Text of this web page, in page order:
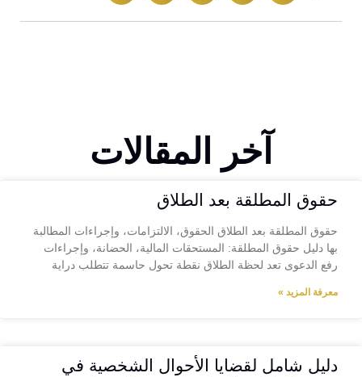
آخر المقالات
حقوق المطلقة بعد الطلاق
حقوق المطلقة بعد الطلاق الحقوق، الالتزامات، وإجراءات المطالبة
بها دليل حقوق المطلقة: المستحقات المالية، الحضانة، وإجراءات
رفع الدعوى تعد لحظة الطلاق نقطة تحول حاسمة تتطلب دراية
معرفة المزيد »
دليل شامل لقضايا الأحوال الشخصية في